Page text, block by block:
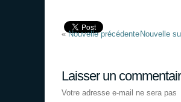
«Nouvelle précédente Nouvelle
Laisser un
Votre adresse e-mail ne sera pas